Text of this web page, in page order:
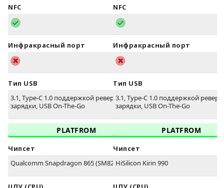
NFC
Инфракрасный порт
Тип USB
3.1, Type-C 1.0 поддержкой реверсивной
зарядки, USB On-The-Go
PLATFROM
Чипсет
Qualcomm Snapdragon 865 (SM8250)
NFC
Инфракрасный порт
Тип USB
3.1, Type-C 1.0 поддержкой
зарядки, USB On-The-Go
PLATFROM
Чипсет
HiSilicon Kirin 990